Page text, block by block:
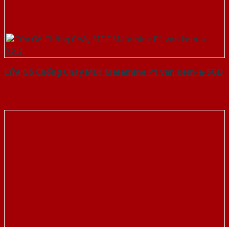
Cửa Gỗ Chống Cháy MDF Melamine P1 van kem-a-SGD